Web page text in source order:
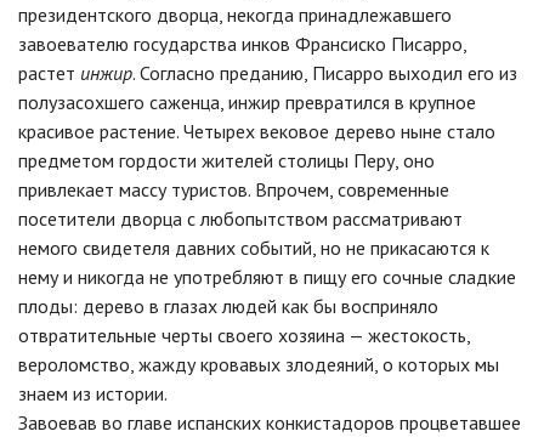
президентского дворца, некогда принадлежавшего
завоевателю государства инков Франсиско Писарро,
растет инжир. Согласно преданию, Писарро выходил его из
полузасохшего саженца, инжир превратился в крупное
красивое растение. Четырех вековое дерево ныне стало
предметом гордости жителей столицы Перу, оно
привлекает массу туристов. Впрочем, современные
посетители дворца с любопытством рассматривают
немого свидетеля давних событий, но не прикасаются к
нему и никогда не употребляют в пищу его сочные сладкие
плоды: дерево в глазах людей как бы восприняло
отвратительные черты своего хозяина — жестокость,
вероломство, жажду кровавых злодеяний, о которых мы
знаем из истории.
Завоевав во главе испанских конкистадоров процветавшее